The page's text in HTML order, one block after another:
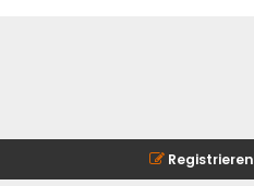
Registrieren